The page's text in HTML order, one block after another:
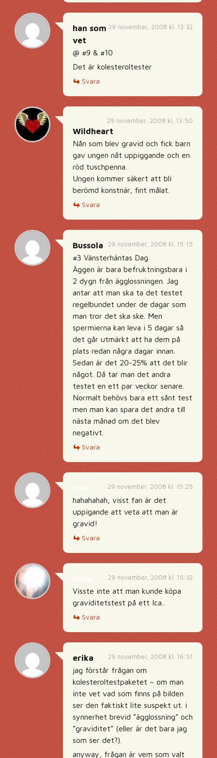
29 november, 2008 kl. 13:32
han som
vet
@ #9 & #10
Det är kolesteroltester
Svara
29 november, 2008 kl. 13:50
Wildheart
Nån som blev gravid och fick barn
gav ungen nåt uppiggande och en
röd tuschpenna.
Ungen kommer säkert att bli
berömd konstnär, fint målat.
Svara
29 november, 2008 kl. 15:15
Bussola
#3 Vänsterhäntas Dag
Äggen är bara befruktningsbara i
2 dygn från ägglossningen. Jag
antar att man ska ta det testet
regelbundet under de dagar som
man tror det ska ske. Men
spermierna kan leva i 5 dagar så
det går utmärkt att ha dem på
plats redan några dagar innan.
Sedan är det 20-25% att det blir
något. Då tar man det andra
testet en ett par veckor senare.
Normalt behövs bara ett sånt test
men man kan spara det andra till
nästa månad om det blev
negativt.
Svara
29 november, 2008 kl. 15:25
hahahahah, visst fan är det
uppigande att veta att man är
gravid!
Svara
29 november, 2008 kl. 15:32
Visste inte att man kunde köpa
graviditetstest på ett Ica..
Svara
29 november, 2008 kl. 16:51
erika
jag förstår frågan om
kolesteroltestpaketet – om man
inte vet vad som finns på bilden
ser den faktiskt lite suspekt ut. i
synnerhet brevid ”ägglossning” och
”graviditet” (eller är det bara jag
som ser det?).
anyway, frågan är vem som valt